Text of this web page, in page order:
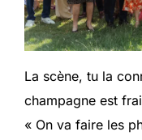
La scène, tu la
champagne est
« On va faire les